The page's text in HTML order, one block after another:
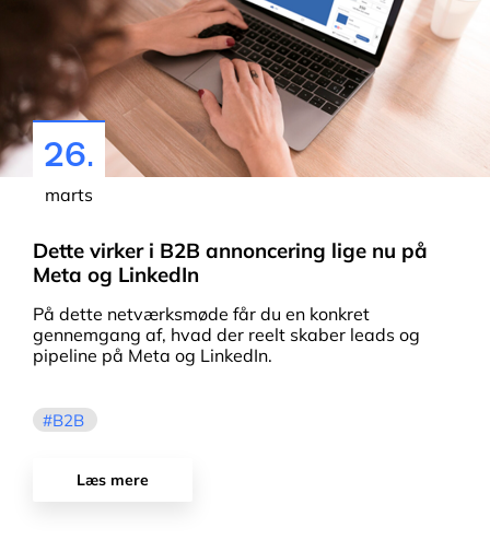
26.
marts
Dette virker i B2B annoncering lige nu på
Meta og LinkedIn
På dette netværksmøde får du en konkret
gennemgang af, hvad der reelt skaber leads og
pipeline på Meta og LinkedIn.
B2B
Læs mere